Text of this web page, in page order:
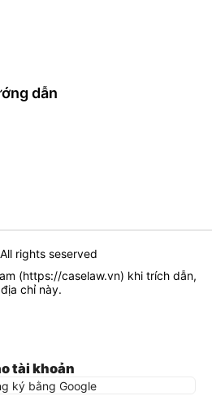
dẫn
rights seserved
(https://caselaw.vn) khi trích dẫn,
chỉ này.
tài khoản
ký bằng Google